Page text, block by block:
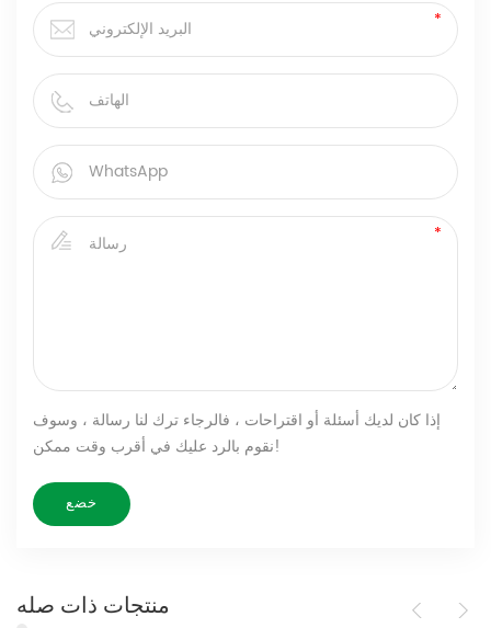
إذا كان لديك أسئلة أو اقتراحات ، فالرجاء ترك لنا رسالة ، وسوف
نقوم بالرد عليك في أقرب وقت ممكن!
منتجات ذات صله